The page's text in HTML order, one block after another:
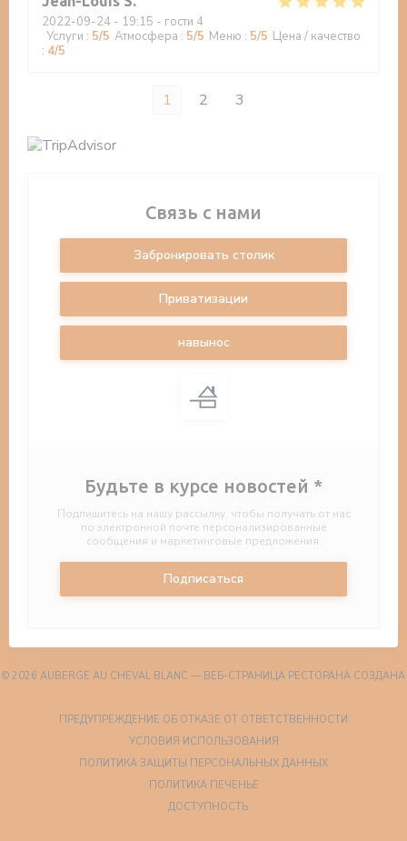
2022-09-24 - 19:15 - гости 4
Услуги : 5/5 Атмосфера : 5/5 Меню : 5/5 Цена / качество
: 4/5
1 2 3
Связь с нами
Забронировать столик
Приватизации
навынос
Будьте в курсе новостей *
Подпишитесь на нашу рассылку, чтобы получать от нас
по электронной почте персонализированные
сообщения и маркетинговые предложения.
Подписаться
© 2026 AUBERGE AU CHEVAL BLANC — ВЕБ-СТРАНИЦА РЕСТОРАНА СОЗДАНА
ПРЕДУПРЕЖДЕНИЕ ОБ ОТКАЗЕ ОТ ОТВЕТСТВЕННОСТИ
УСЛОВИЯ ИСПОЛЬЗОВАНИЯ((ОТКРЫВАЕТСЯ В
ПОЛИТИКА ЗАЩИТЫ ПЕРСОНАЛЬНЫХ ДАННЫХ
ПОЛИТИКА ПЕЧЕНЬЕ((ОТКРЫВАЕТСЯ В НОВОМ
ДОСТУПНОСТЬ((ОТКРЫВАЕТСЯ В НОВОМ